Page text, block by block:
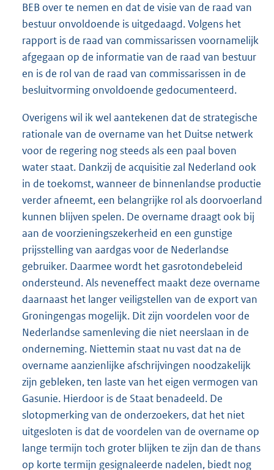
BEB over te nemen en dat de visie van de raad van
bestuur onvoldoende is uitgedaagd. Volgens het
rapport is de raad van commissarissen voornamelijk
afgegaan op de informatie van de raad van bestuur
en is de rol van de raad van commissarissen in de
besluitvorming onvoldoende gedocumenteerd.
Overigens wil ik wel aantekenen dat de strategische
rationale van de overname van het Duitse netwerk
voor de regering nog steeds als een paal boven
water staat. Dankzij de acquisitie zal Nederland ook
in de toekomst, wanneer de binnenlandse productie
verder afneemt, een belangrijke rol als doorvoerland
kunnen blijven spelen. De overname draagt ook bij
aan de voorzieningszekerheid en een gunstige
prijsstelling van aardgas voor de Nederlandse
gebruiker. Daarmee wordt het gasrotondebeleid
ondersteund. Als neveneffect maakt deze overname
daarnaast het langer veiligstellen van de export van
Groningengas mogelijk. Dit zijn voordelen voor de
Nederlandse samenleving die niet neerslaan in de
onderneming. Niettemin staat nu vast dat na de
overname aanzienlijke afschrijvingen noodzakelijk
zijn gebleken, ten laste van het eigen vermogen van
Gasunie. Hierdoor is de Staat benadeeld. De
slotopmerking van de onderzoekers, dat het niet
uitgesloten is dat de voordelen van de overname op
lange termijn toch groter blijken te zijn dan de thans
op korte termijn gesignaleerde nadelen, biedt nog